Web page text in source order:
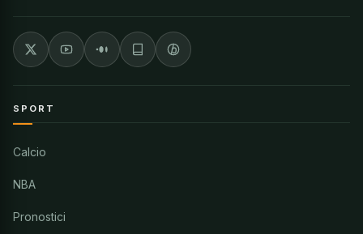
SPORT
Calcio
NBA
Pronostici